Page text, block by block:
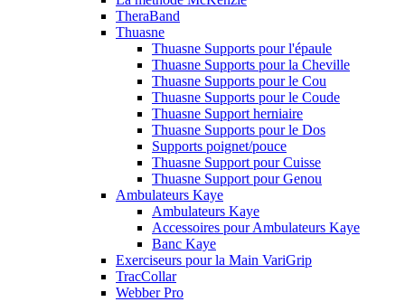
TheraBand
Thuasne
Thuasne Supports pour l'épaule
Thuasne Supports pour la Cheville
Thuasne Supports pour le Cou
Thuasne Supports pour le Coude
Thuasne Support herniaire
Thuasne Supports pour le Dos
Supports poignet/pouce
Thuasne Support pour Cuisse
Thuasne Support pour Genou
Ambulateurs Kaye
Ambulateurs Kaye
Accessoires pour Ambulateurs Kaye
Banc Kaye
Exerciseurs pour la Main VariGrip
TracCollar
Webber Pro